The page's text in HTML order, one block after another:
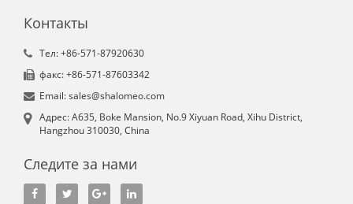
Контакты
Tел: +86-571-87920630
факс: +86-571-87603342
Email: sales@shalomeo.com
Aдрес: A635, Boke Mansion, No.9 Xiyuan Road, Xihu District,
Hangzhou 310030, China
Следите за нами